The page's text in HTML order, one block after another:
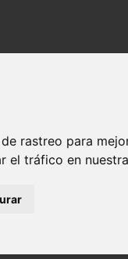
rastreo para
el tráfico en
Final Explicado